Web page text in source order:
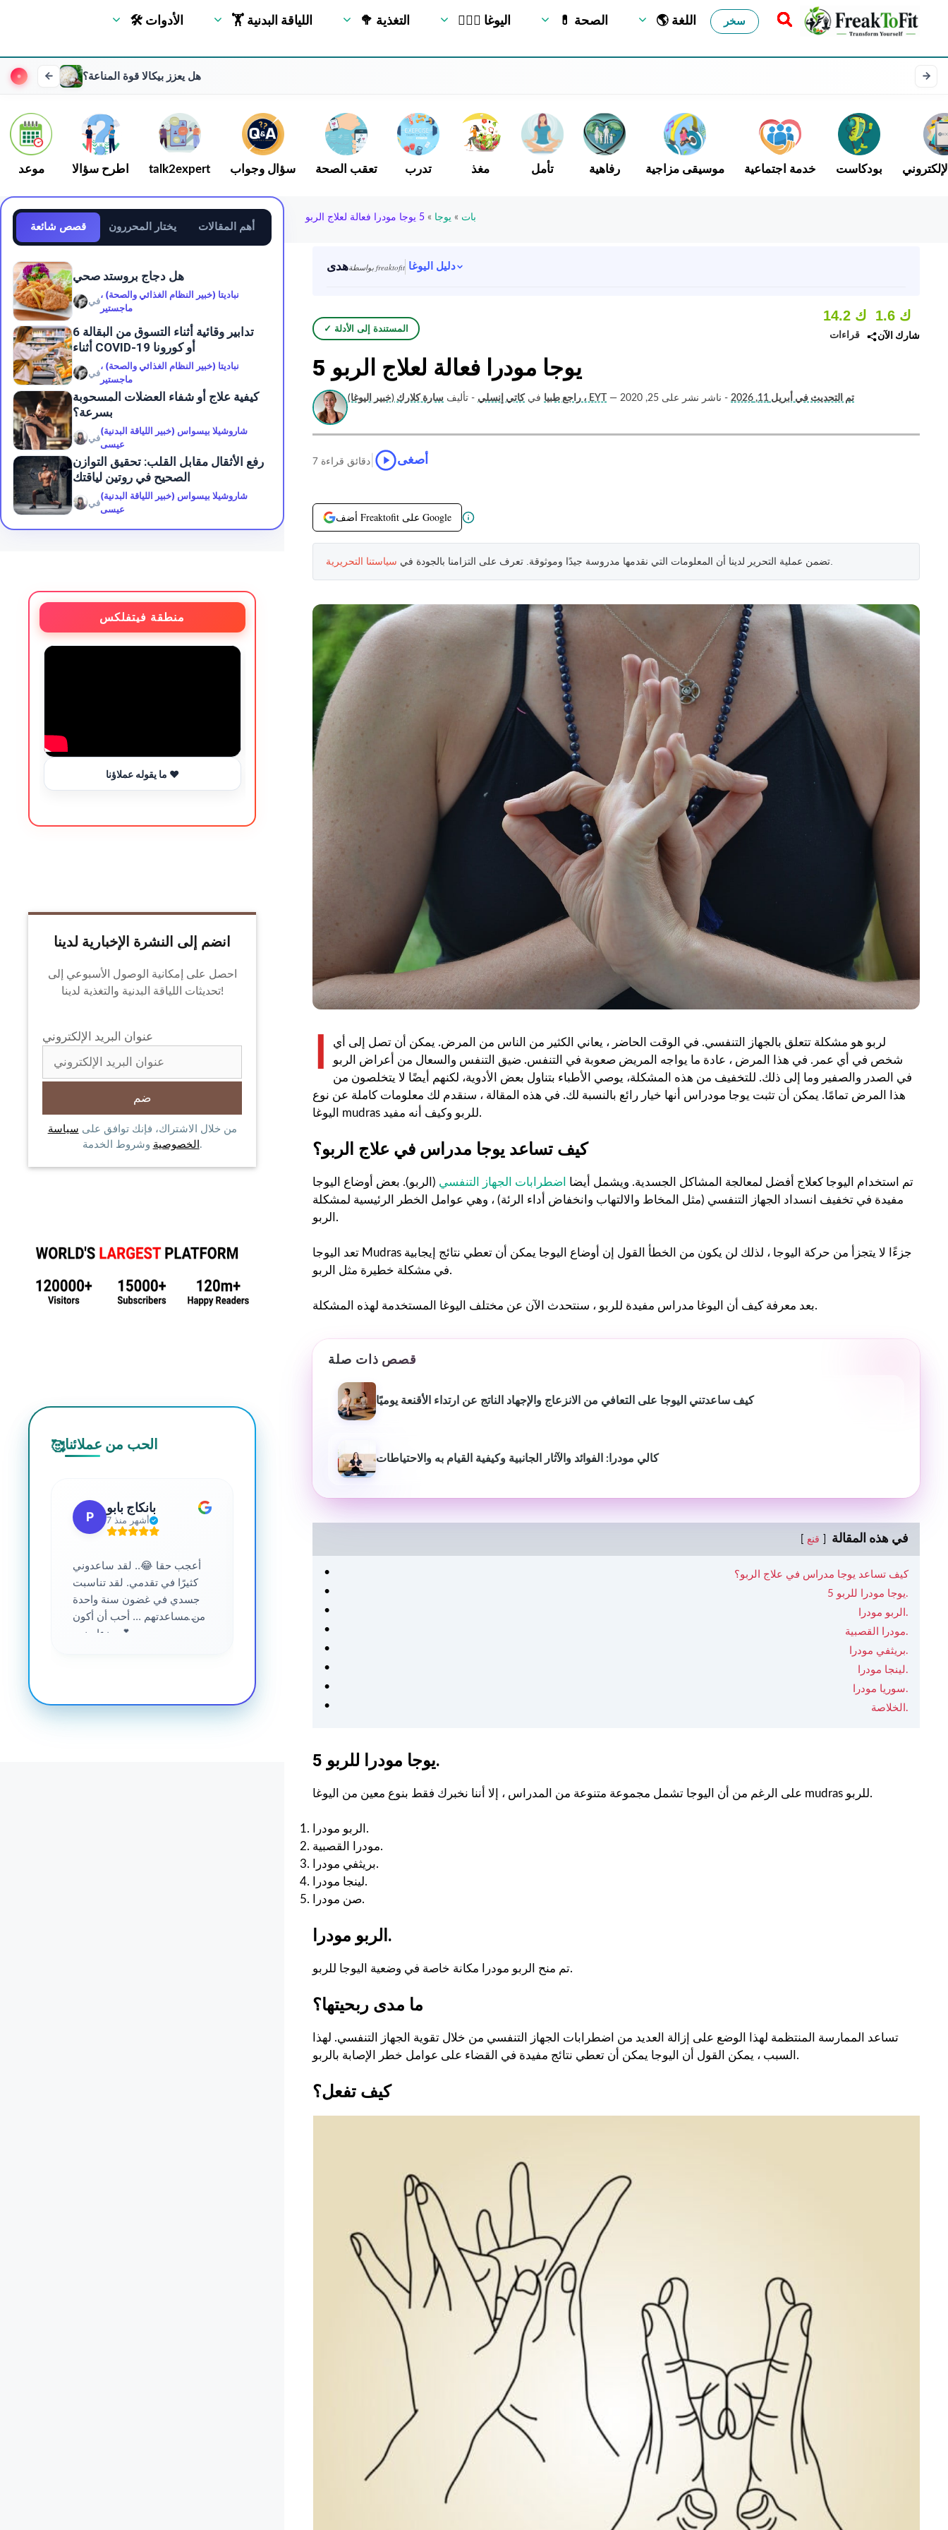
🛠 الأدوات 🏋 اللياقة البدنية 🥦 التغذية 🧘🏻‍♂️ اليوغا 💊 الصحة 🌎 اللغة سخر
هل يعزز بيكالا قوة المناعة؟
موعد اطرح سؤالا talk2expert سؤال وجواب تعقب الصحة تدرب مغذ تأمل رفاهية موسيقى مزاجية خدمة اجتماعية بودكاست
بات » يوجا » 5 يوجا مودرا فعالة لعلاج الربو
هدى بواسطة freaktofit دليل اليوغا
✓ المستندة إلى الأدلة
14.2 ك
قراءات
1.6 ك
شارك الآن
5 يوجا مودرا فعالة لعلاج الربو
راجع طبيا في كاتي إنسلي - تأليف سارة كلارك (خبير اليوغا) ، EYT — تم التحديث في أبريل 11, 2026 - ناشر نشر على 25, 2020
7 دقائق قراءة أصغى
أضف Freaktofit على Google
تضمن عملية التحرير لدينا أن المعلومات التي نقدمها مدروسة جيدًا وموثوقة. تعرف على التزامنا بالجودة في سياستنا التحريرية
لربو هو مشكلة تتعلق بالجهاز التنفسي. في الوقت الحاضر ، يعاني الكثير من الناس من المرض. يمكن أن تصل إلى أي
شخص في أي عمر. في هذا المرض ، عادة ما يواجه المريض صعوبة في التنفس. ضيق التنفس والسعال من أعراض الربو
في الصدر والصفير وما إلى ذلك. للتخفيف من هذه المشكلة، يوصي الأطباء بتناول بعض الأدوية، لكنهم أيضًا لا يتخلصون من
هذا المرض تمامًا. يمكن أن تثبت يوجا مودراس أنها خيار رائع بالنسبة لك. في هذه المقالة ، سنقدم لك معلومات كاملة عن نوع
اليوغا mudras للربو وكيف أنه مفيد.
كيف تساعد يوجا مدراس في علاج الربو؟
تم استخدام اليوجا كعلاج أفضل لمعالجة المشاكل الجسدية. ويشمل أيضا اضطرابات الجهاز التنفسي (الربو). بعض أوضاع اليوجا
مفيدة في تخفيف انسداد الجهاز التنفسي (مثل المخاط والالتهاب وانخفاض أداء الرئة) ، وهي عوامل الخطر الرئيسية لمشكلة
الربو.
تعد اليوجا Mudras جزءًا لا يتجزأ من حركة اليوجا ، لذلك لن يكون من الخطأ القول إن أوضاع اليوجا يمكن أن تعطي نتائج إيجابية
في مشكلة خطيرة مثل الربو.
بعد معرفة كيف أن اليوغا مدراس مفيدة للربو ، سنتحدث الآن عن مختلف اليوغا المستخدمة لهذه المشكلة.
قصص ذات صلة
كيف ساعدتني اليوجا على التعافي من الانزعاج والإجهاد الناتج عن ارتداء الأقنعة يوميًا
كالي مودرا: الفوائد والآثار الجانبية وكيفية القيام به والاحتياطات
في هذه المقالة قنع
كيف تساعد يوجا مدراس في علاج الربو؟
5 يوجا مودرا للربو.
الربو مودرا.
مودرا القصبية.
بريثفي مودرا.
لينجا مودرا.
سوريا مودرا.
الخلاصة.
5 يوجا مودرا للربو.
على الرغم من أن اليوجا تشمل مجموعة متنوعة من المدراس ، إلا أننا نخبرك فقط بنوع معين من اليوغا mudras للربو.
الربو مودرا.
مودرا القصبية.
بريثفي مودرا.
لينجا مودرا.
صن مودرا.
الربو مودرا.
تم منح الربو مودرا مكانة خاصة في وضعية اليوجا للربو.
ما مدى ربحيتها؟
تساعد الممارسة المنتظمة لهذا الوضع على إزالة العديد من اضطرابات الجهاز التنفسي من خلال تقوية الجهاز التنفسي. لهذا
السبب ، يمكن القول أن اليوجا يمكن أن تعطي نتائج مفيدة في القضاء على عوامل خطر الإصابة بالربو.
كيف تفعل؟
قصص شائعة يختار المحررون أهم المقالات
هل دجاج بروستد صحي
في
نباديتا (خبير النظام الغذائي والصحة) ،
ماجستير
6 تدابير وقائية أثناء التسوق من البقالة
أثناء COVID-19 أو كورونا
في
نباديتا (خبير النظام الغذائي والصحة) ،
ماجستير
كيفية علاج أو شفاء العضلات المسحوبة
بسرعة؟
في
شاروشيلا بيسواس (خبير اللياقة البدنية)
عيسى
رفع الأثقال مقابل القلب: تحقيق التوازن
الصحيح في روتين لياقتك
في
شاروشيلا بيسواس (خبير اللياقة البدنية)
عيسى
منطقة فيتفلكس
ما يقوله عملاؤنا ❤️
انضم إلى النشرة الإخبارية لدينا
احصل على إمكانية الوصول الأسبوعي إلى
تحديثات اللياقة البدنية والتغذية لدينا!
عنوان البريد الإلكتروني
من خلال الاشتراك، فإنك توافق على سياسة
الخصوصية وشروط الخدمة.
🥰الحب من عملائنا
P
بانكاج بابو
7 أشهر منذ
أعجب حقا 😂.. لقد ساعدوني
كثيرًا في تقدمي. لقد تناسبت
جسدي في غضون سنة واحدة
من مساعدتهم ... أحب أن أكون
جزءا منهم 💕
منذ 3 أشهر قبل عام